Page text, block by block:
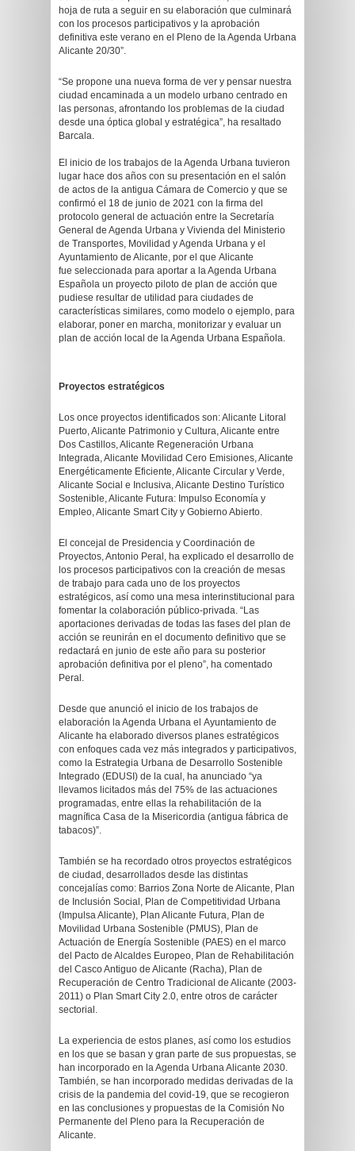
hoja de ruta a seguir en su elaboración que culminará
con los procesos participativos y la aprobación
definitiva este verano en el Pleno de la Agenda Urbana
Alicante 20/30”.
“Se propone una nueva forma de ver y pensar nuestra
ciudad encaminada a un modelo urbano centrado en
las personas, afrontando los problemas de la ciudad
desde una óptica global y estratégica”, ha resaltado
Barcala.
El inicio de los trabajos de la Agenda Urbana tuvieron
lugar hace dos años con su presentación en el salón
de actos de la antigua Cámara de Comercio y que se
confirmó el 18 de junio de 2021 con la firma del
protocolo general de actuación entre la Secretaría
General de Agenda Urbana y Vivienda del Ministerio
de Transportes, Movilidad y Agenda Urbana y el
Ayuntamiento de Alicante, por el que Alicante
fue seleccionada para aportar a la Agenda Urbana
Española un proyecto piloto de plan de acción que
pudiese resultar de utilidad para ciudades de
características similares, como modelo o ejemplo, para
elaborar, poner en marcha, monitorizar y evaluar un
plan de acción local de la Agenda Urbana Española.
Proyectos estratégicos
Los once proyectos identificados son: Alicante Litoral
Puerto, Alicante Patrimonio y Cultura, Alicante entre
Dos Castillos, Alicante Regeneración Urbana
Integrada, Alicante Movilidad Cero Emisiones, Alicante
Energéticamente Eficiente, Alicante Circular y Verde,
Alicante Social e Inclusiva, Alicante Destino Turístico
Sostenible, Alicante Futura: Impulso Economía y
Empleo, Alicante Smart City y Gobierno Abierto.
El concejal de Presidencia y Coordinación de
Proyectos, Antonio Peral, ha explicado el desarrollo de
los procesos participativos con la creación de mesas
de trabajo para cada uno de los proyectos
estratégicos, así como una mesa interinstitucional para
fomentar la colaboración público-privada. “Las
aportaciones derivadas de todas las fases del plan de
acción se reunirán en el documento definitivo que se
redactará en junio de este año para su posterior
aprobación definitiva por el pleno”, ha comentado
Peral.
Desde que anunció el inicio de los trabajos de
elaboración la Agenda Urbana el Ayuntamiento de
Alicante ha elaborado diversos planes estratégicos
con enfoques cada vez más integrados y participativos,
como la Estrategia Urbana de Desarrollo Sostenible
Integrado (EDUSI) de la cual, ha anunciado “ya
llevamos licitados más del 75% de las actuaciones
programadas, entre ellas la rehabilitación de la
magnífica Casa de la Misericordia (antigua fábrica de
tabacos)”.
También se ha recordado otros proyectos estratégicos
de ciudad, desarrollados desde las distintas
concejalías como: Barrios Zona Norte de Alicante, Plan
de Inclusión Social, Plan de Competitividad Urbana
(Impulsa Alicante), Plan Alicante Futura, Plan de
Movilidad Urbana Sostenible (PMUS), Plan de
Actuación de Energía Sostenible (PAES) en el marco
del Pacto de Alcaldes Europeo, Plan de Rehabilitación
del Casco Antiguo de Alicante (Racha), Plan de
Recuperación de Centro Tradicional de Alicante (2003-
2011) o Plan Smart City 2.0, entre otros de carácter
sectorial.
La experiencia de estos planes, así como los estudios
en los que se basan y gran parte de sus propuestas, se
han incorporado en la Agenda Urbana Alicante 2030.
También, se han incorporado medidas derivadas de la
crisis de la pandemia del covid-19, que se recogieron
en las conclusiones y propuestas de la Comisión No
Permanente del Pleno para la Recuperación de
Alicante.